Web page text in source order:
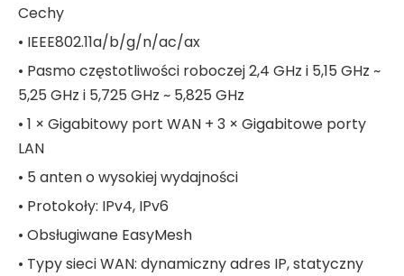
Cechy
• IEEE802.11a/b/g/n/ac/ax
• Pasmo częstotliwości roboczej 2,4 GHz i 5,15 GHz ~
5,25 GHz i 5,725 GHz ~ 5,825 GHz
• 1 × Gigabitowy port WAN + 3 × Gigabitowe porty
LAN
• 5 anten o wysokiej wydajności
• Protokoły: IPv4, IPv6
• Obsługiwane EasyMesh
• Typy sieci WAN: dynamiczny adres IP, statyczny